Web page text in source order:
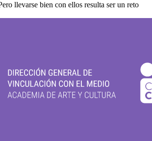
llevarse bien con ellos resulta ser un reto